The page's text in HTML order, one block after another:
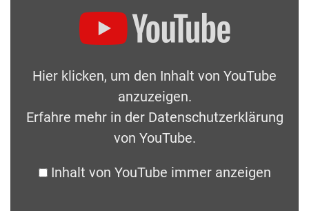
Hier klicken, um den Inhalt von YouTube
anzuzeigen.
Erfahre mehr in der Datenschutzerklärung
von YouTube.
Inhalt von YouTube immer anzeigen